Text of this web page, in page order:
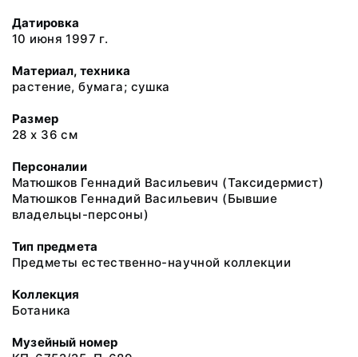
Датировка
10 июня 1997 г.
Материал, техника
растение, бумага; сушка
Размер
28 х 36 см
Персоналии
Матюшков Геннадий Васильевич (Таксидермист)
Матюшков Геннадий Васильевич (Бывшие
владельцы-персоны)
Тип предмета
Предметы естественно-научной коллекции
Коллекция
Ботаника
Музейный номер